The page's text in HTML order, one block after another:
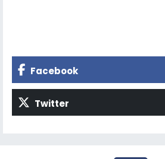
Facebook
Twitter